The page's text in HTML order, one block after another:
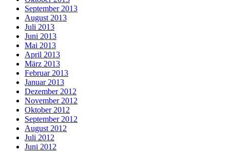
September 2013
August 2013
Juli 2013
Juni 2013
Mai 2013
April 2013
März 2013
Februar 2013
Januar 2013
Dezember 2012
November 2012
Oktober 2012
September 2012
August 2012
Juli 2012
Juni 2012